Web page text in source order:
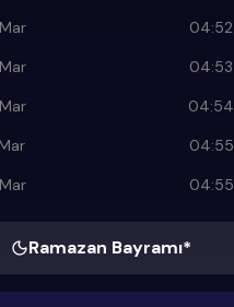
04:52
04:53
04:54
04:55
04:55
Ramazan Bayramı*